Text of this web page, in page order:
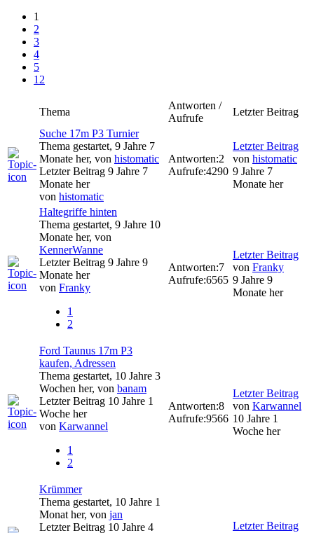
1
2
3
4
5
12
Thema
Antworten /
Aufrufe
Letzter Beitrag
Suche 17m P3 Turnier
Thema gestartet, 9 Jahre 7
Monate her, von histomatic
Letzter Beitrag 9 Jahre 7
Monate her
von histomatic
Antworten:2
Aufrufe:4290
Letzter Beitrag
von histomatic
9 Jahre 7
Monate her
Haltegriffe hinten
Thema gestartet, 9 Jahre 10
Monate her, von
KennerWanne
Letzter Beitrag 9 Jahre 9
Monate her
von Franky
1
2
Antworten:7
Aufrufe:6565
Letzter Beitrag
von Franky
9 Jahre 9
Monate her
Ford Taunus 17m P3
kaufen, Adressen
Thema gestartet, 10 Jahre 3
Wochen her, von banam
Letzter Beitrag 10 Jahre 1
Woche her
von Karwannel
1
2
Antworten:8
Aufrufe:9566
Letzter Beitrag
von Karwannel
10 Jahre 1
Woche her
Krümmer
Thema gestartet, 10 Jahre 1
Monat her, von jan
Letzter Beitrag 10 Jahre 4
Letzter Beitrag